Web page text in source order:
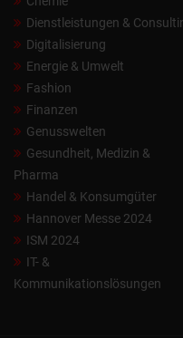
Dienstleistungen &
Digitalisierung
Energie & Umwelt
Fashion
Finanzen
Genusswelten
Gesundheit, Medizin &
Pharma
Handel & Konsumgüter
Hannover Messe 2024
ISM 2024
IT- &
Kommunikationslösungen